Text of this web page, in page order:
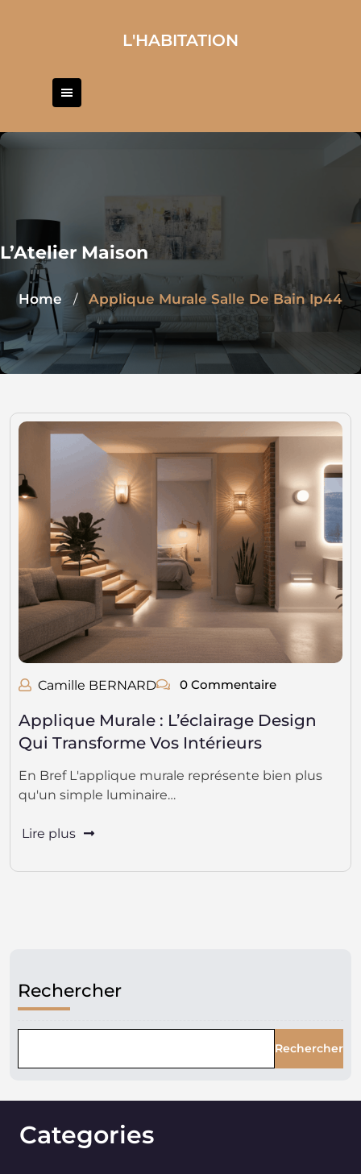
L'HABITATION
L’Atelier Maison
Home / Applique Murale Salle De Bain Ip44
Camille BERNARD 0 Commentaire
Applique Murale : L’éclairage Design
Qui Transforme Vos Intérieurs
En Bref L'applique murale représente bien plus
qu'un simple luminaire…
Lire plus
Rechercher
Rechercher
Categories